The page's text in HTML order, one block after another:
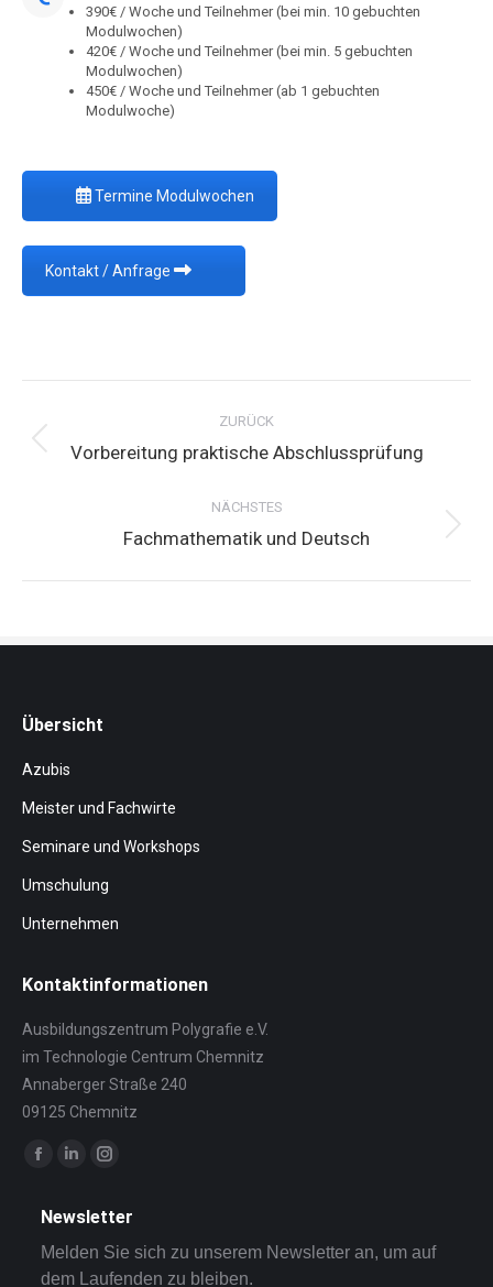
390€ / Woche und Teilnehmer (bei min. 10 gebuchten
Modulwochen)
420€ / Woche und Teilnehmer (bei min. 5 gebuchten
Modulwochen)
450€ / Woche und Teilnehmer (ab 1 gebuchten
Modulwoche)
Termine Modulwochen
Kontakt / Anfrage
navigation
ZURÜCK
Previous
Vorbereitung praktische Abschlussprüfung
NÄCHSTES
Next
Fachmathematik und Deutsch
Übersicht
Azubis
Meister und Fachwirte
Seminare und Workshops
Umschulung
Unternehmen
Kontaktinformationen
Ausbildungszentrum Polygrafie e.V.
im Technologie Centrum Chemnitz
Annaberger Straße 240
09125 Chemnitz
Finden Sie uns auf:
Facebook
opens
in
new
Linkedin
opens
in
new
Instagram
opens
in
new
Newsletter
Melden Sie sich zu unserem Newsletter an, um auf
dem Laufenden zu bleiben.